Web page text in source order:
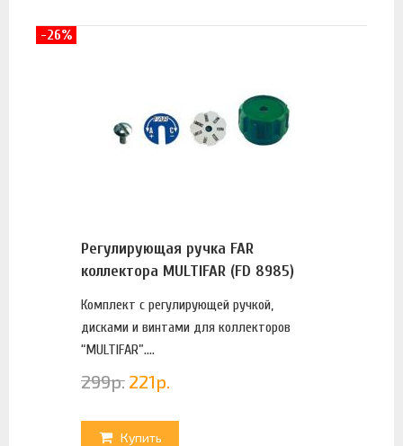
Регулирующая ручка FAR
коллектора MULTIFAR (FD 8985)
Комплект с регулирующей ручкой,
дисками и винтами для коллекторов
“MULTIFAR”....
299р. 221р.
Купить
-26%